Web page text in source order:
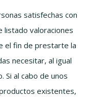
satisfechas con
listado valoraciones
el fin de prestarte la
necesitar, al igual
Si al cabo de unos
existentes,